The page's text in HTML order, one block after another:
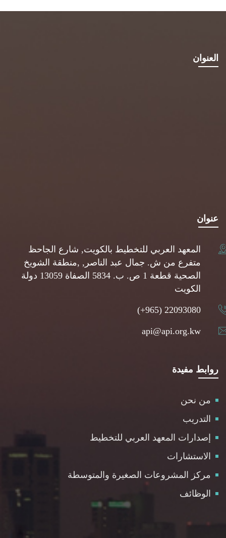
العنوان
عنوان
المعهد العربي للتخطيط بالكويت, شارع الجاحظ
متفرع من ش. جمال عبد الناصر, ,منطقة الشويخ
الصحية قطعة 1 ص. ب. 5834 الصفاة 13059 دولة
الكويت
(+965) 22093080
api@api.org.kw
روابط مفيدة
من نحن
التدريب
إصدارات المعهد العربي للتخطيط
الاستشارات
مركز المشروعات الصغيرة والمتوسطة
الوظائف